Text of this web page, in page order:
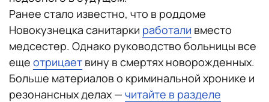
Ранее стало известно, что в роддоме
Новокузнецка санитарки работали вместо
медсестер. Однако руководство больницы все
еще отрицает вину в смертях новорожденных.
Больше материалов о криминальной хронике и
резонансных делах — читайте в разделе